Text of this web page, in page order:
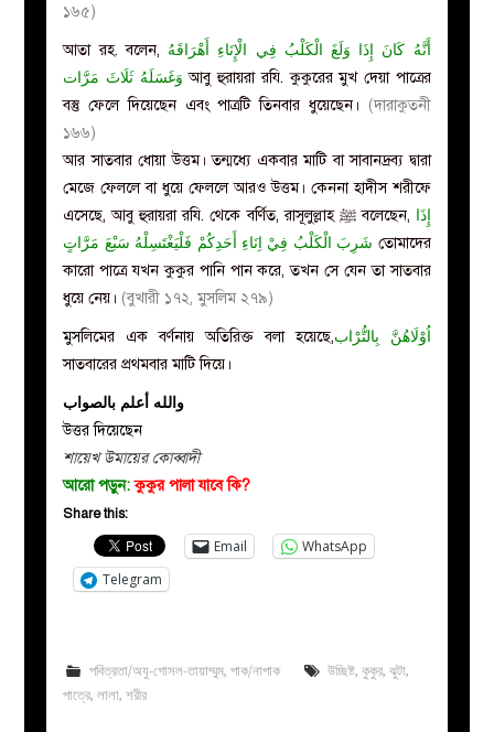
১৬৫)
আতা রহ. বলেন, أَنَّهُ كَانَ إِذَا وَلَغَ الْكَلْبُ فِي الْإِنَاءِ أَهْرَاقَهُ
وَغَسَلَهُ ثَلَاثَ مَرَّاتআবু হুরায়রা রযি. কুকুরের মুখ দেয়া পাত্রের
বস্তু ফেলে দিয়েছেন এবং পাত্রটি তিনবার ধুয়েছেন। (দারাকুতনী
১৬৬)
আর সাতবার ধোয়া উত্তম। তন্মধ্যে একবার মাটি বা সাবানদ্রব্য দ্বারা
মেজে ফেললে বা ধুয়ে ফেললে আরও উত্তম। কেননা হাদীস শরীফে
এসেছে, আবু হুরায়রা রযি. থেকে বর্ণিত, রাসূলুল্লাহ ﷺ বলেছেন,
شَرِبَ الْكَلْبُ فِيْ اِنَاءِ أَحَدِكُمْ فَلْيَغْتَسِلْهُ سَبْعَ مَرَّاتٍ তোমাদের
কারো পাত্রে যখন কুকুর পানি পান করে, তখন সে যেন তা সাতবার
ধুয়ে নেয়। (বুখারী ১৭২, মুসলিম ২৭৯)
মুসলিমের এক বর্ণনায় অতিরিক্ত বলা হয়েছে,اُوْلَاهُنَّ بِالتُّرْاب
সাতবারের প্রথমবার মাটি দিয়ে।
والله أعلم بالصواب
উত্তর দিয়েছেন
শায়েখ উমায়ের কোব্বাদী
আরো পড়ুন: কুকুর পালা যাবে কি?
Share this:
Email
WhatsApp
Telegram
পবিত্রতা/অযু-গোসল-তায়াম্মুম, পাক/নাপাক উচ্ছিষ্ট, কুকুর, ঝুটা,
পাত্রে,লালা,শরীর